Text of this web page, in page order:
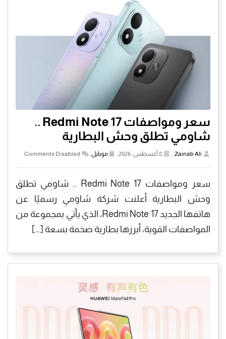
سعر ومواصفات Redmi Note 17 ..
شاومي تطلق وحش البطارية
Zainab Ali
, موبايل,
Comments Disabled
سعر ومواصفات Redmi Note 17 .. شاومي تطلق
وحش البطارية أعلنت شركة شاومي رسميًا عن
هاتفها الجديد Redmi Note 17، الذي يأتي بمجموعة من
المواصفات القوية، أبرزها بطارية ضخمة بسعة […]